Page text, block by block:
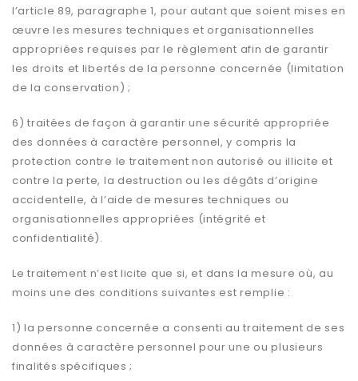
l’article 89, paragraphe 1, pour autant que soient mises en
œuvre les mesures techniques et organisationnelles
appropriées requises par le règlement afin de garantir
les droits et libertés de la personne concernée (limitation
de la conservation) ;
6) traitées de façon à garantir une sécurité appropriée
des données à caractère personnel, y compris la
protection contre le traitement non autorisé ou illicite et
contre la perte, la destruction ou les dégâts d’origine
accidentelle, à l’aide de mesures techniques ou
organisationnelles appropriées (intégrité et
confidentialité).
Le traitement n’est licite que si, et dans la mesure où, au
moins une des conditions suivantes est remplie :
1) la personne concernée a consenti au traitement de ses
données à caractère personnel pour une ou plusieurs
finalités spécifiques ;